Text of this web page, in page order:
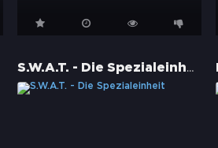
S.W.A.T. - Die Spezialeinheit